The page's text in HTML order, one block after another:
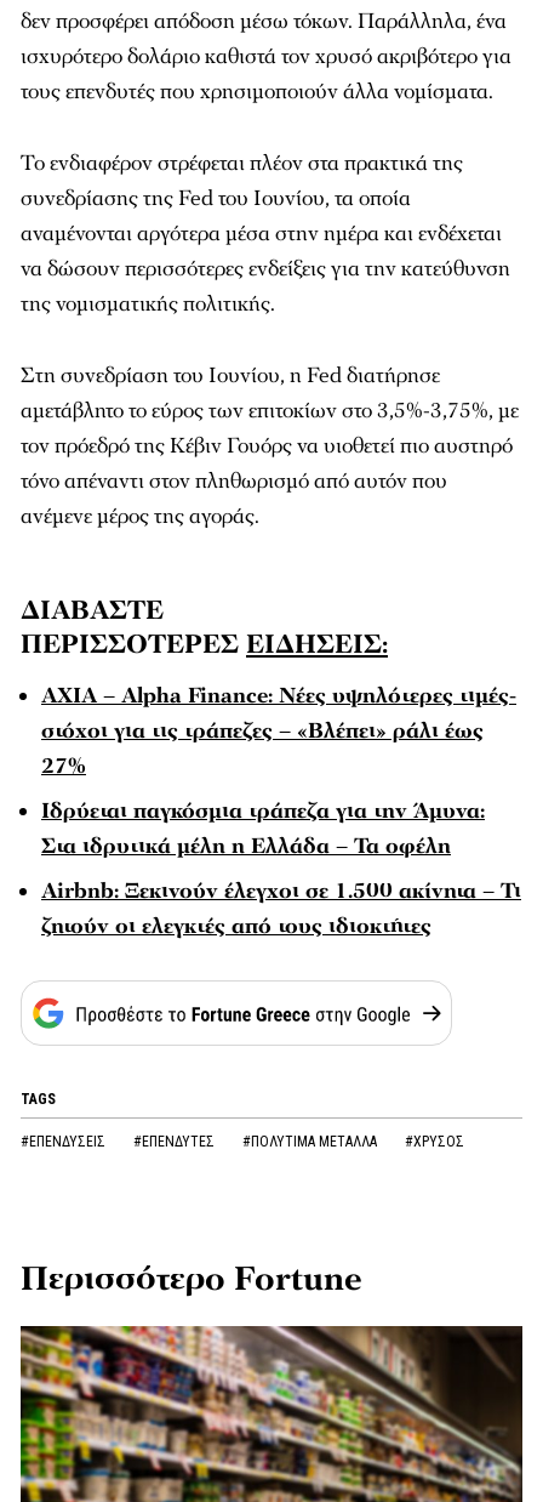
δεν προσφέρει απόδοση μέσω τόκων. Παράλληλα, ένα
ισχυρότερο δολάριο καθιστά τον χρυσό ακριβότερο για
τους επενδυτές που χρησιμοποιούν άλλα νομίσματα.
Το ενδιαφέρον στρέφεται πλέον στα πρακτικά της
συνεδρίασης της Fed του Ιουνίου, τα οποία
αναμένονται αργότερα μέσα στην ημέρα και ενδέχεται
να δώσουν περισσότερες ενδείξεις για την κατεύθυνση
της νομισματικής πολιτικής.
Στη συνεδρίαση του Ιουνίου, η Fed διατήρησε
αμετάβλητο το εύρος των επιτοκίων στο 3,5%-3,75%, με
τον πρόεδρό της Κέβιν Γουόρς να υιοθετεί πιο αυστηρό
τόνο απέναντι στον πληθωρισμό από αυτόν που
ανέμενε μέρος της αγοράς.
ΔΙΑΒΑΣΤΕ
ΠΕΡΙΣΣΟΤΕΡΕΣ ΕΙΔΗΣΕΙΣ:
AXIA – Alpha Finance: Νέες υψηλότερες τιμές-
στόχοι για τις τράπεζες – «Βλέπει» ράλι έως
27%
Ιδρύεται παγκόσμια τράπεζα για την Άμυνα:
Στα ιδρυτικά μέλη η Ελλάδα – Τα οφέλη
Airbnb: Ξεκινούν έλεγχοι σε 1.500 ακίνητα – Τι
ζητούν οι ελεγκτές από τους ιδιοκτήτες
TAGS
#ΕΠΕΝΔΥΣΕΙΣ #ΕΠΕΝΔΥΤΕΣ #ΠΟΛΥΤΙΜΑ ΜΕΤΑΛΛΑ #ΧΡΥΣΟΣ
Περισσότερο Fortune